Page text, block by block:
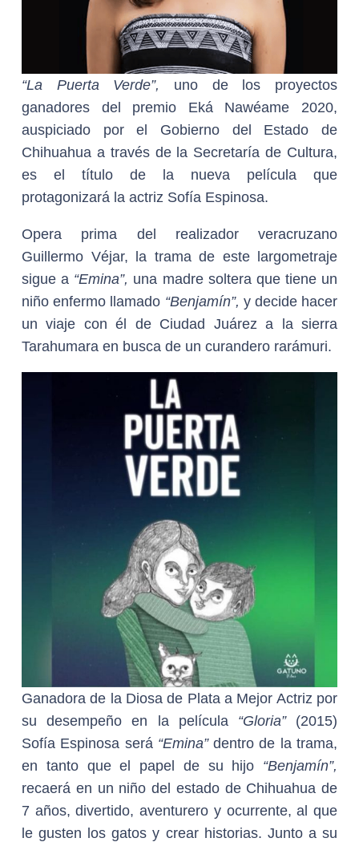
“La Puerta Verde”,
uno de los proyectos
ganadores del premio Eká Nawéame 2020,
auspiciado por el Gobierno del Estado de
Chihuahua a través de la Secretaría de Cultura,
es el título de la nueva película que
protagonizará la actriz Sofía Espinosa.
Opera prima del realizador veracruzano
Guillermo Véjar, la trama de este largometraje
sigue a “Emina”, una madre soltera que tiene un
niño enfermo llamado “Benjamín”, y decide hacer
un viaje con él de Ciudad Juárez a la sierra
Tarahumara en busca de un curandero rarámuri.
Ganadora de la Diosa de Plata a Mejor Actriz por
su desempeño en la película “Gloria”(2015)
Sofía Espinosa será “Emina”dentro de la trama,
en tanto que el papel de su hijo “Benjamín”,
recaerá en un niño del estado de Chihuahua de
7 años, divertido, aventurero y ocurrente, al que
le gusten los gatos y crear historias. Junto a su